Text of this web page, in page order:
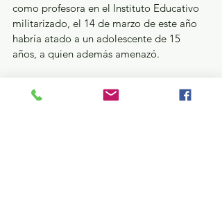
como profesora en el Instituto Educativo
militarizado, el 14 de marzo de este año
habría atado a un adolescente de 15
años, a quien además amenazó.
días mediante movilización por parte de